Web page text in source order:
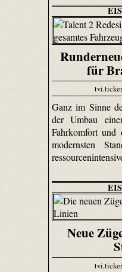
für
tvi.ticker
Ganz im Sinne
der Umbau
Fahrkomfort
modernsten
Neue
tvi.ticker